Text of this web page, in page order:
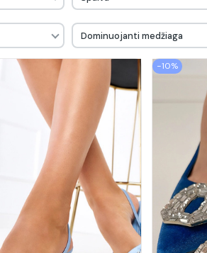
Dominuojanti medžiaga
−10%